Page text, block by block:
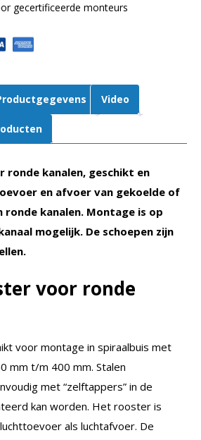
gecertificeerde monteurs
Video
ronde kanalen, geschikt en
en afvoer van gekoelde of
kanalen. Montage is op
mogelijk. De schoepen zijn
voor ronde
voor montage in spiraalbuis met
mm t/m 400 mm. Stalen
met “zelftappers” in de
kan worden. Het rooster is
als luchtafvoer. De